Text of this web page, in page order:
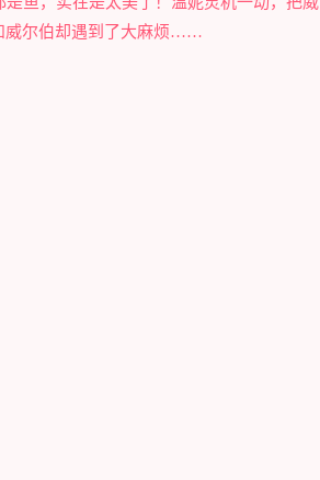
威尔伯却遇到了大麻烦……